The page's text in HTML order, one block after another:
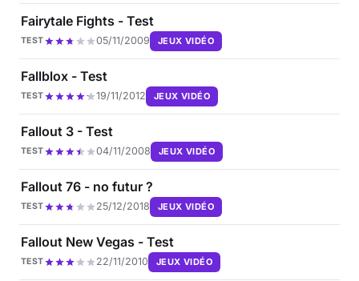
Fairytale Fights - Test
TEST 05/11/2009 JEUX VIDÉO
Fallblox - Test
TEST 19/11/2012 JEUX VIDÉO
Fallout 3 - Test
TEST 04/11/2008 JEUX VIDÉO
Fallout 76 - no futur ?
TEST 25/12/2018 JEUX VIDÉO
Fallout New Vegas - Test
TEST 22/11/2010 JEUX VIDÉO